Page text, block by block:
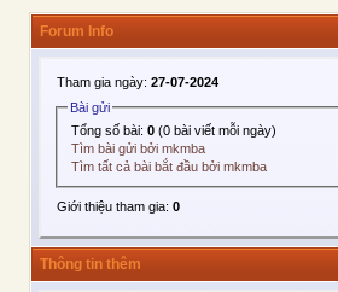
Forum Info
Tham gia ngày: 27-07-2024
Bài gửi
Tổng số bài:0 (0 bài viết mỗi ngày)
Tìm bài gửi bởi mkmba
Tìm tất cả bài bắt đầu bởi mkmba
Giới thiệu tham gia: 0
Thông tin thêm